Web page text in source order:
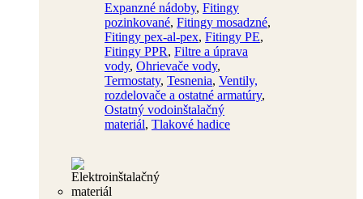
Expanzné nádoby, Fitingy
pozinkované, Fitingy mosadzné,
Fitingy pex-al-pex, Fitingy PE,
Fitingy PPR, Filtre a úprava
vody, Ohrievače vody,
Termostaty, Tesnenia, Ventily,
rozdelovače a ostatné armatúry,
Ostatný vodoinštalačný
materiál, Tlakové hadice